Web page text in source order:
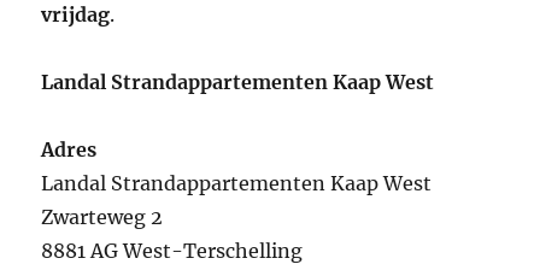
vrijdag.
Landal Strandappartementen Kaap West
Adres
Landal Strandappartementen Kaap West
Zwarteweg 2
8881 AG West-Terschelling